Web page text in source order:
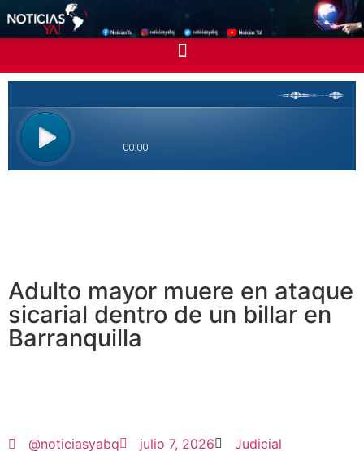
Adulto mayor muere en ataque
sicarial dentro de un billar en
Barranquilla
@noticiasyabq julio 7, 2026 Judicial